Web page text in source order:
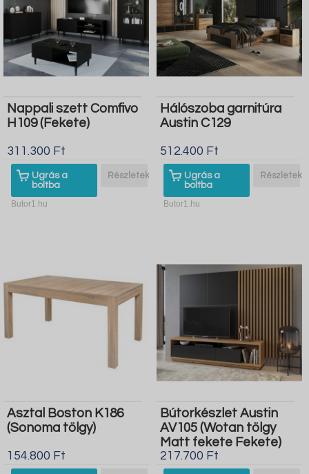
Nappali szett Comfivo
H109 (Fekete)
311.300 Ft
Ugrás a
boltba
Részletek
Butor1.hu
Hálószoba garnitúra
Austin C129
512.400 Ft
Ugrás a
boltba
Részletek
Butor1.hu
Asztal Boston K186
(Sonoma tölgy)
154.800 Ft
Bútorkészlet Austin
AV105 (Wotan tölgy
Matt fekete Fekete)
217.700 Ft